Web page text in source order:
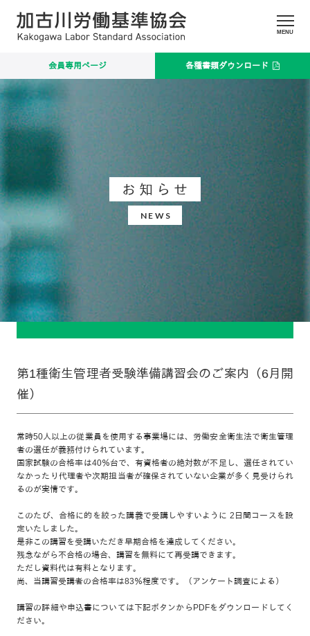
MENU
会員専用ページ 各種書類ダウンロード
お知らせ
NEWS
第1種衛生管理者受験準備講習会のご案内（6月開
催）
常時50人以上の従業員を使用する事業場には、労働安全衛生法で衛生管理
者の選任が義務付けられています。
国家試験の合格率は40％台で、有資格者の絶対数が不足し、選任されてい
なかったり代理者や次期担当者が確保されていない企業が多く見受けられ
るのが実情です。
このたび、合格に的を絞った講義で受講しやすいように 2日間コースを設
定いたしました。
是非この講習を受講いただき早期合格を達成してください。
残念ながら不合格の場合、講習を無料にて再受講できます。
ただし資料代は有料となります。
尚、当講習受講者の合格率は83％程度です。（アンケート調査による）
講習の詳細や申込書については下記ボタンからPDFをダウンロードしてく
ださい。